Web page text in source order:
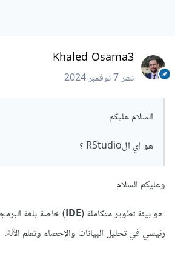
Khaled Osama3
نشر7 نوفمبر 2024
السلام عليكم
هو اي الRStudio ؟
وعليكم السلام
هو بيئة تطوير متكاملة ( IDE) خاصة بلغة
رئيسي في تحليل البيانات والإحصاء وتعلم الآلة.